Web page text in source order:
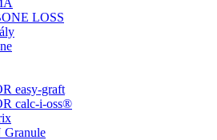
LOSS
easy-graft
calc-i-oss®